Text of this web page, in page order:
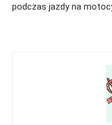
podczas jazdy na